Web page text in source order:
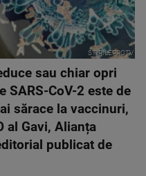
STIRILEPROTV
sau chiar opri
SARS-CoV-2 este de
sărace la vaccinuri,
al Gavi, Alianța
publicat de